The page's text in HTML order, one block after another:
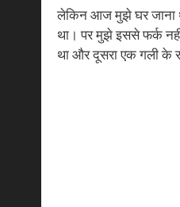
लेकिन आज मुझे घर जाना
था। पर मुझे इससे फर्क
था और दूसरा एक गली के